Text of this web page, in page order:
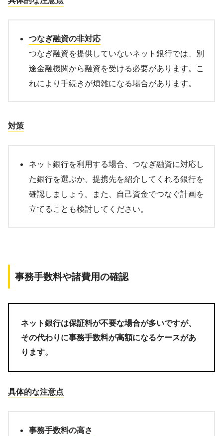
つなぎ融資の非対応
つなぎ融資を提供していないネット銀行では、別
途金融機関から融資を受ける必要があります。こ
れにより手続きが煩雑になる場合があります。
対策
ネット銀行を利用する場合、つなぎ融資に対応し
た銀行を選ぶか、提携先を紹介してくれる銀行を
確認しましょう。また、自己資金でつなぐ計画を
立てることも検討してください。
事務手数料や諸費用の確認
ネット銀行は保証料が不要な場合が多いですが、
その代わりに事務手数料が高額になるケースがあ
ります。
具体的な注意点
事務手数料の高さ